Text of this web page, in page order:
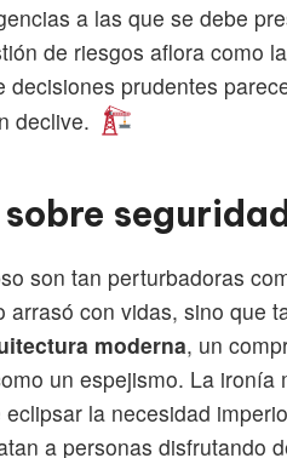
a las que se debe
de riesgos aflora como
decisiones prudentes
declive.
sobre
son tan perturbadoras
arrasó con vidas, sino que
moderna, un
un espejismo. La
la necesidad
a personas disfrutando